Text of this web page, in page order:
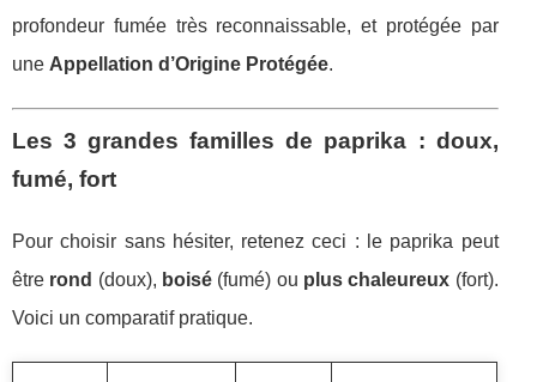
profondeur fumée très reconnaissable, et protégée par
une Appellation d’Origine Protégée.
Les 3 grandes familles de paprika : doux,
fumé, fort
Pour choisir sans hésiter, retenez ceci : le paprika peut
être rond (doux), boisé(fumé) ou plus chaleureux (fort).
Voici un comparatif pratique.